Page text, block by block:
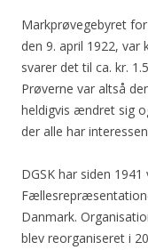
Markprøvegebyret
den 9. april 1922, var
svarer det til ca. kr.
Prøverne var altså
heldigvis ændret sig
der alle har
DGSK har siden
Danmark.
blev reorganiseret i